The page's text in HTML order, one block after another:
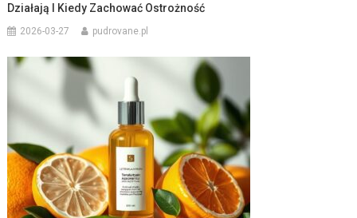
Działają I Kiedy Zachować Ostrożność
2026-03-27 pudrovane.pl